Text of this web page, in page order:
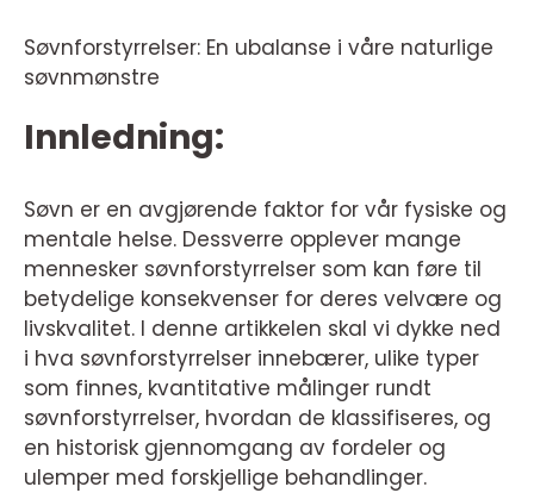
Søvnforstyrrelser: En ubalanse i våre naturlige
søvnmønstre
Innledning:
Søvn er en avgjørende faktor for vår fysiske og
mentale helse. Dessverre opplever mange
mennesker søvnforstyrrelser som kan føre til
betydelige konsekvenser for deres velvære og
livskvalitet. I denne artikkelen skal vi dykke ned
i hva søvnforstyrrelser innebærer, ulike typer
som finnes, kvantitative målinger rundt
søvnforstyrrelser, hvordan de klassifiseres, og
en historisk gjennomgang av fordeler og
ulemper med forskjellige behandlinger.